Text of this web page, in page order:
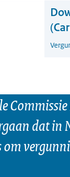
dat in
om